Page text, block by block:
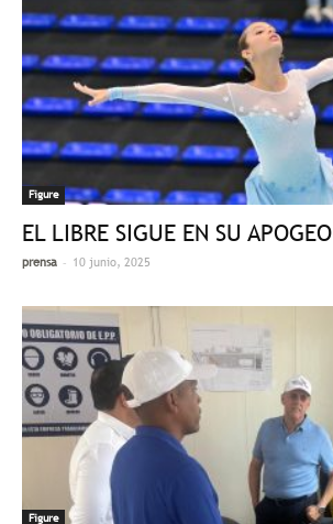
Figure
EL LIBRE SIGUE EN SU APOGEO
prensa - 10 junio, 2025
Figure